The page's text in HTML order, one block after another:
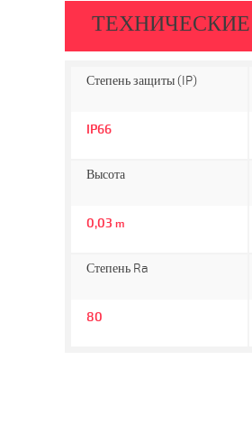
Степень защиты (IP)
IP66
Высота
0,03 m
Степень Ra
80